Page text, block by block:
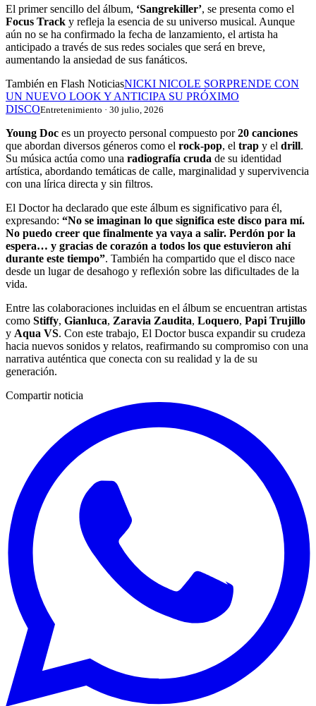
El primer sencillo del álbum, ‘Sangrekiller’, se presenta como el
Focus Track y refleja la esencia de su universo musical. Aunque
aún no se ha confirmado la fecha de lanzamiento, el artista ha
anticipado a través de sus redes sociales que será en breve,
aumentando la ansiedad de sus fanáticos.
También en Flash NoticiasNICKI NICOLE SORPRENDE CON
UN NUEVO LOOK Y ANTICIPA SU PRÓXIMO
DISCOEntretenimiento · 30 julio, 2026
Young Doc es un proyecto personal compuesto por20 canciones
que abordan diversos géneros como el rock-pop, el trap y el drill.
Su música actúa como una radiografía cruda de su identidad
artística, abordando temáticas de calle, marginalidad y supervivencia
con una lírica directa y sin filtros.
El Doctor ha declarado que este álbum es significativo para él,
expresando: “No se imaginan lo que significa este disco para mí.
No puedo creer que finalmente ya vaya a salir. Perdón por la
espera… y gracias de corazón a todos los que estuvieron ahí
durante este tiempo”. También ha compartido que el disco nace
desde un lugar de desahogo y reflexión sobre las dificultades de la
vida.
Entre las colaboraciones incluidas en el álbum se encuentran artistas
como Stiffy, Gianluca, Zaravia Zaudita, Loquero, Papi Trujillo
y Aqua VS. Con este trabajo, El Doctor busca expandir su crudeza
hacia nuevos sonidos y relatos, reafirmando su compromiso con una
narrativa auténtica que conecta con su realidad y la de su
generación.
Compartir noticia